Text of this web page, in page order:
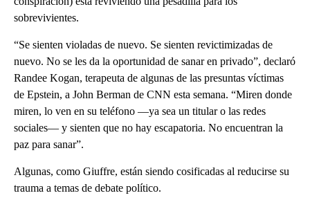
sobrevivientes.
“Se sienten violadas de nuevo. Se sienten revictimizadas de
nuevo. No se les da la oportunidad de sanar en privado”, declaró
Randee Kogan, terapeuta de algunas de las presuntas víctimas
de Epstein, a John Berman de CNN esta semana. “Miren donde
miren, lo ven en su teléfono —ya sea un titular o las redes
sociales— y sienten que no hay escapatoria. No encuentran la
paz para sanar”.
Algunas, como Giuffre, están siendo cosificadas al reducirse su
trauma a temas de debate político.